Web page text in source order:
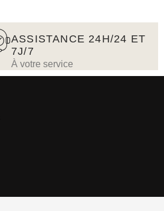
ASSISTANCE 24H/24 ET
7J/7
À votre service